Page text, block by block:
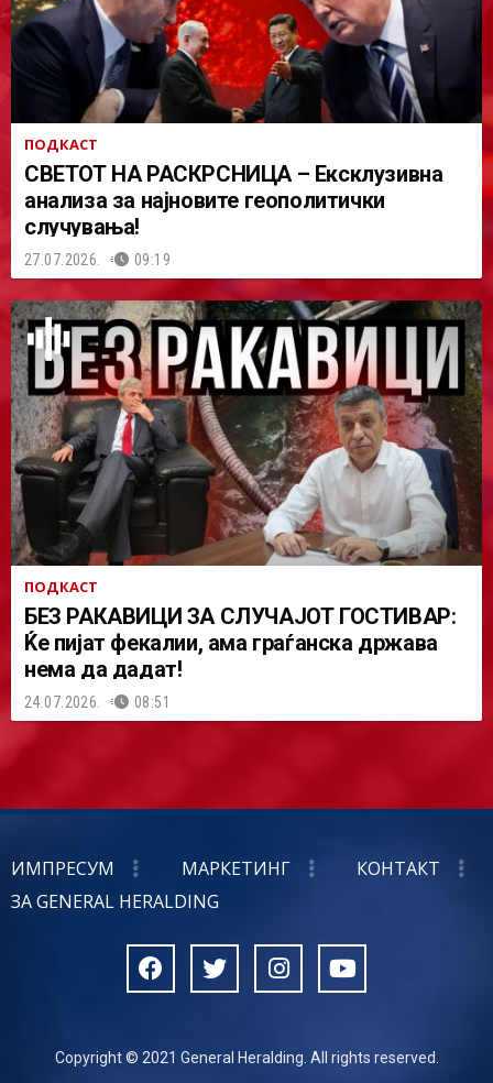
ПОДКАСТ
СВЕТОТ НА РАСКРСНИЦА – Ексклузивна
анализа за најновите геополитички
случувања!
27.07.2026. 09:19
ПОДКАСТ
БЕЗ РАКАВИЦИ ЗА СЛУЧАЈОТ ГОСТИВАР:
Ќе пијат фекалии, ама граѓанска држава
нема да дадат!
24.07.2026. 08:51
ИМПРЕСУМ МАРКЕТИНГ
КОНТАКТ
ЗА GENERAL HERALDING
Copyright © 2021 General Heralding. All rights reserved.